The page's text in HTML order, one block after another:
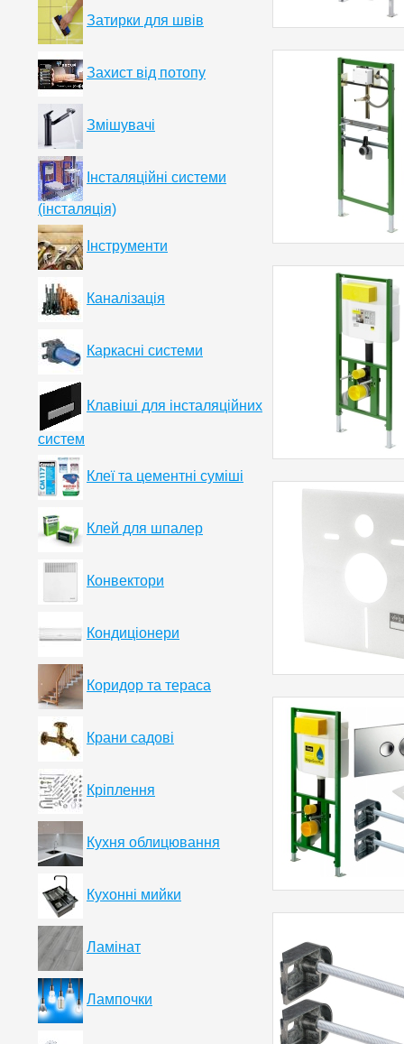
Затирки для швів
Захист від потопу
Змішувачі
Інсталяційні системи
(інсталяція)
Інструменти
Каналізація
Каркасні системи
Клавіші для інсталяційних
систем
Клеї та цементні суміші
Клей для шпалер
Конвектори
Кондиціонери
Коридор та тераса
Крани садові
Кріплення
Кухня облицювання
Кухонні мийки
Ламінат
Лампочки